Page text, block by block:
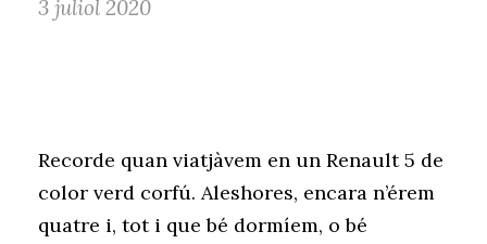
3 juliol 2020
Recorde quan viatjàvem en un Renault 5 de
color verd corfú. Aleshores, encara n’érem
quatre i, tot i que bé dormíem, o bé